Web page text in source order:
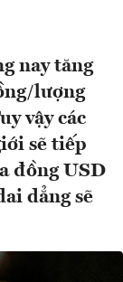
nay tăng
lượng
vậy các
sẽ tiếp
đồng USD
dẳng sẽ